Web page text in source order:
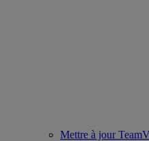
Mettre à jour